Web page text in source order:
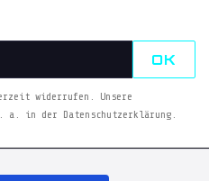
widerrufen. Unsere
a. in der Datenschutzerklärung.